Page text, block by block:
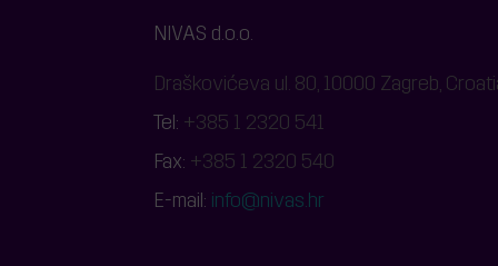
NIVAS d.o.o.
Draškovićeva ul. 80, 10000 Zagreb,
Tel: +385 1 2320 541
Fax: +385 1 2320 540
E-mail: info@nivas.hr